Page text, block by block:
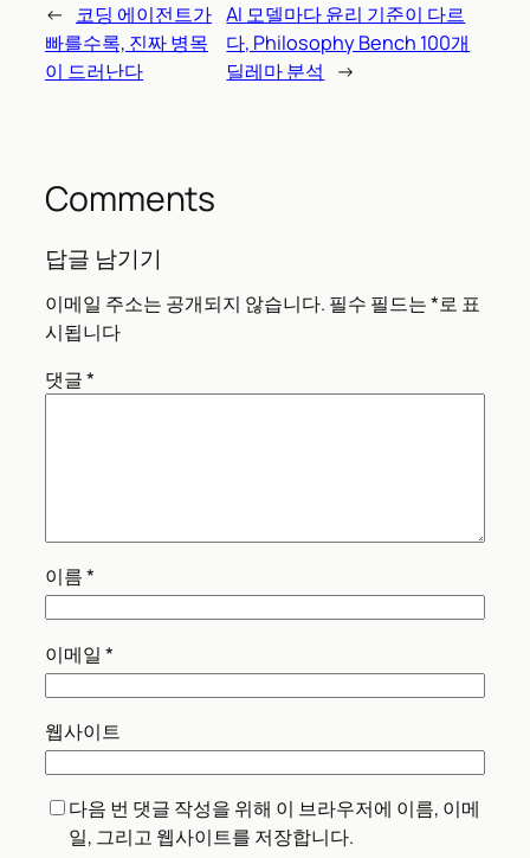
← 코딩 에이전트가
빠를수록, 진짜 병목
이 드러난다
AI 모델마다 윤리 기준이 다르
다, Philosophy Bench 100개
딜레마 분석
→
Comments
답글 남기기
이메일 주소는 공개되지 않습니다. 필수 필드는*로 표
시됩니다
댓글*
이름*
이메일 *
웹사이트
다음 번 댓글 작성을 위해 이 브라우저에 이름, 이메
일, 그리고 웹사이트를 저장합니다.